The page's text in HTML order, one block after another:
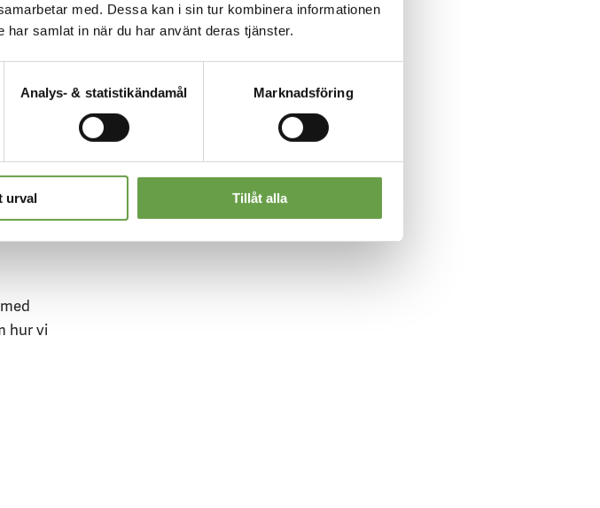
med. Dessa kan i sin tur kombinera informationen
samlat in när du har använt deras tjänster.
Analys- & statistikändamål Marknadsföring
urval Tillåt alla
du
största
Flera
hur vi